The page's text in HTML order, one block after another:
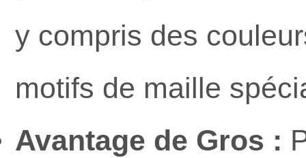
y compris des
motifs de maille
Avantage de Gros :